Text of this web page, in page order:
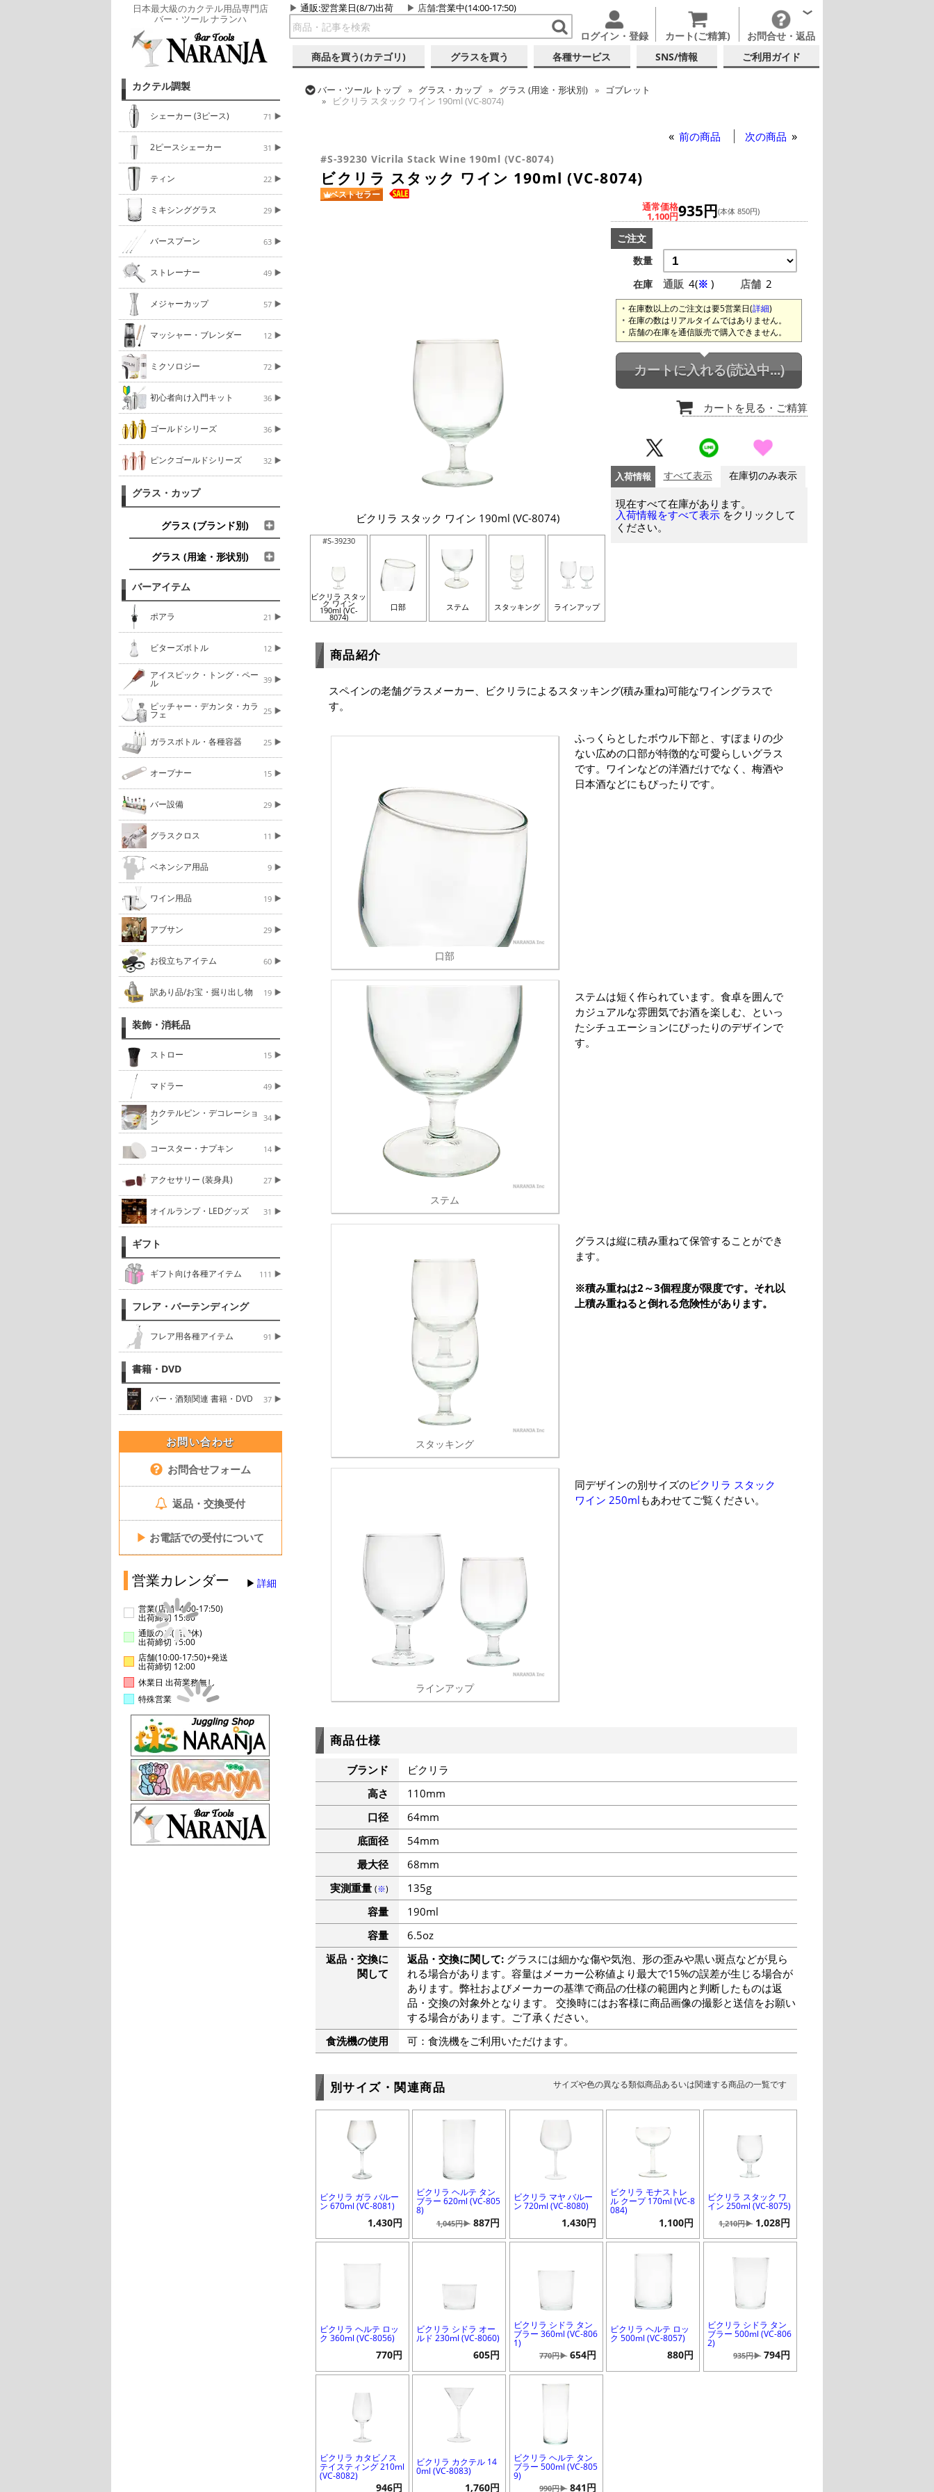
日本最大級のカクテル用品専門店
バー・ツール ナランハ
通販:翌営業日(8/7)出荷 店舗:営業中(14:00-17:50)
ログイン・登録 カート(ご精算) お問合せ・返品
商品を買う(カテゴリ) グラスを買う 各種サービス SNS/情報 ご利用ガイド
カクテル調製
シェーカー (3ピース) 71
2ピースシェーカー 31
ティン 22
ミキシンググラス 29
バースプーン 63
ストレーナー 49
メジャーカップ 57
マッシャー・ブレンダー 12
ミクソロジー 72
初心者向け入門キット 36
ゴールドシリーズ 36
ピンクゴールドシリーズ 32
グラス・カップ
グラス (ブランド別)
グラス (用途・形状別)
バーアイテム
ポアラ 21
ビターズボトル 12
アイスピック・トング・ペー
ル 39
ピッチャー・デカンタ・カラ
フェ 25
ガラスボトル・各種容器 25
オープナー 15
バー設備 29
グラスクロス 11
ベネンシア用品 9
ワイン用品 19
アブサン 29
お役立ちアイテム 60
訳あり品/お宝・掘り出し物 19
装飾・消耗品
ストロー 15
マドラー 49
カクテルピン・デコレーショ
ン 34
コースター・ナプキン 14
アクセサリー (装身具) 27
オイルランプ・LEDグッズ 31
ギフト
ギフト向け各種アイテム 111
フレア・バーテンディング
フレア用各種アイテム 91
書籍・DVD
バー・酒類関連 書籍・DVD 37
お問い合わせ
お問合せフォーム
返品・交換受付
▶ お電話での受付について
営業カレンダー 詳細
営業(店舗14:00-17:50)
出荷締切 15:00
通販のみ(店舗休)
出荷締切 15:00
店舗(10:00-17:50)+発送
出荷締切 12:00
休業日 出荷業務無し
特殊営業
バー・ツール トップ グラス・カップ グラス (用途・形状別)
ゴブレット
ビクリラ スタック ワイン 190ml (VC-8074)
前の商品 次の商品
#S-39230 Vicrila Stack Wine 190ml (VC-8074)
ビクリラ スタック ワイン 190ml (VC-8074)
ベストセラー
ビクリラ スタック ワイン 190ml (VC-8074)
#S-39230
ビクリラ スタッ
ク ワイン
190ml (VC-
8074)
口部 ステム スタッキング ラインアップ
通常価格
1,100円935円(本体 850円)
ご注文
数量
在庫
通販 4(※ ) 店舗 2
在庫数以上のご注文は要5営業日(詳細)
在庫の数はリアルタイムではありません。
店舗の在庫を通信販売で購入できません。
カートに入れる(読込中...)
カートを見る ・ご精算
入荷情報 すべて表示 在庫切のみ表示
現在すべて在庫があります。
入荷情報をすべて表示 をクリックして
ください。
商品紹介
スペインの老舗グラスメーカー、ビクリラによるスタッキング(積み重ね)可能なワイングラスで
す。
口部
ふっくらとしたボウル下部と、すぼまりの少
ない広めの口部が特徴的な可愛らしいグラス
です。ワインなどの洋酒だけでなく、梅酒や
日本酒などにもぴったりです。
ステム
ステムは短く作られています。食卓を囲んで
カジュアルな雰囲気でお酒を楽しむ、といっ
たシチュエーションにぴったりのデザインで
す。
スタッキング
グラスは縦に積み重ねて保管することができ
ます。
※積み重ねは2～3個程度が限度です。それ以
上積み重ねると倒れる危険性があります。
ラインアップ
同デザインの別サイズのビクリラ スタック
ワイン 250mlもあわせてご覧ください。
商品仕様
ブランド
ビクリラ
高さ
110mm
口径
64mm
底面径
54mm
最大径
68mm
実測重量 (※)
135g
容量
190ml
容量
6.5oz
返品・交換に
関して
返品・交換に関して:グラスには細かな傷や気泡、形の歪みや黒い斑点などが見ら
れる場合があります。容量はメーカー公称値より最大で15%の誤差が生じる場合が
あります。弊社およびメーカーの基準で商品の仕様の範囲内と判断したものは返
品・交換の対象外となります。 交換時にはお客様に商品画像の撮影と送信をお願い
する場合があります。ご了承ください。
食洗機の使用
可：食洗機をご利用いただけます。
別サイズ・関連商品 サイズや色の異なる類似商品あるいは関連する商品の一覧です
ビクリラ ガラ バルー
ン 670ml (VC-8081)
1,430円
ビクリラ ヘルテ タン
ブラー 620ml (VC-805
8)
1,045円▶ 887円
ビクリラ マヤ バルー
ン 720ml (VC-8080)
1,430円
ビクリラ モナストレ
ル クープ 170ml (VC-8
084)
1,100円
ビクリラ スタック ワ
イン 250ml (VC-8075)
1,210円▶ 1,028円
ビクリラ ヘルテ ロッ
ク 360ml (VC-8056)
770円
ビクリラ シドラ オー
ルド 230ml (VC-8060)
605円
ビクリラ シドラ タン
ブラー 360ml (VC-806
1)
770円▶ 654円
ビクリラ ヘルテ ロッ
ク 500ml (VC-8057)
880円
ビクリラ シドラ タン
ブラー 500ml (VC-806
2)
935円▶ 794円
ビクリラ カタビノス
テイスティング 210ml
(VC-8082)
946円
ビクリラ カクテル 14
0ml (VC-8083)
1,760円
ビクリラ ヘルテ タン
ブラー 500ml (VC-805
9)
990円▶ 841円